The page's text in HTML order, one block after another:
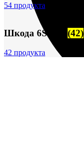
54 продукта
Шкода 6S-160 (42)
42 продукта